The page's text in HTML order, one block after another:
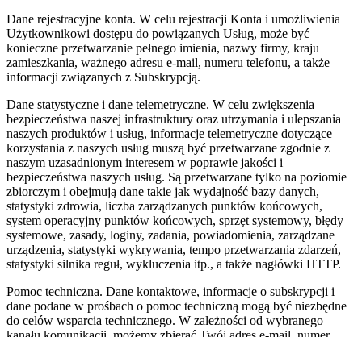
Dane rejestracyjne konta. W celu rejestracji Konta i umożliwienia
Użytkownikowi dostępu do powiązanych Usług, może być
konieczne przetwarzanie pełnego imienia, nazwy firmy, kraju
zamieszkania, ważnego adresu e-mail, numeru telefonu, a także
informacji związanych z Subskrypcją.
Dane statystyczne i dane telemetryczne. W celu zwiększenia
bezpieczeństwa naszej infrastruktury oraz utrzymania i ulepszania
naszych produktów i usług, informacje telemetryczne dotyczące
korzystania z naszych usług muszą być przetwarzane zgodnie z
naszym uzasadnionym interesem w poprawie jakości i
bezpieczeństwa naszych usług. Są przetwarzane tylko na poziomie
zbiorczym i obejmują dane takie jak wydajność bazy danych,
statystyki zdrowia, liczba zarządzanych punktów końcowych,
system operacyjny punktów końcowych, sprzęt systemowy, błędy
systemowe, zasady, loginy, zadania, powiadomienia, zarządzane
urządzenia, statystyki wykrywania, tempo przetwarzania zdarzeń,
statystyki silnika reguł, wykluczenia itp., a także nagłówki HTTP.
Pomoc techniczna. Dane kontaktowe, informacje o subskrypcji i
dane podane w prośbach o pomoc techniczną mogą być niezbędne
do celów wsparcia technicznego. W zależności od wybranego